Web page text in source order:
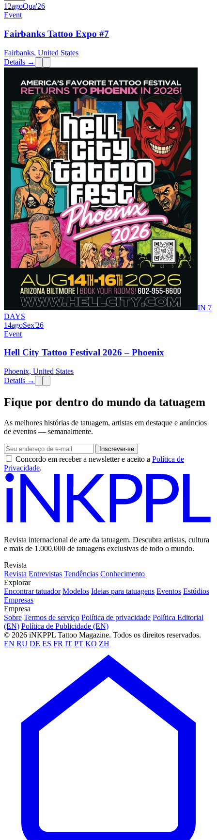
12agoQua'26
Event
Fairbanks Tattoo Expo #7
Fairbanks, United States
Details →
IN 7
DAYS
14agoSex'26
Event
Hell City Tattoo Festival 2026 – Phoenix
Phoenix, United States
Details →
Fique por dentro do mundo da tatuagem
As melhores histórias de tatuagem, artistas em destaque e anúncios
de eventos — semanalmente.
Inscrever-se
Concordo em receber a newsletter e aceito a Política de
Privacidade.
Revista internacional de arte da tatuagem. Descubra artistas, cultura
e mais de 1.000.000 de tatuagens exclusivas de todo o mundo.
Revista
Revista Entrevistas Tendências Conhecimento
Explorar
Encontrar tatuador Modelos Ideias para tatuagens Eventos Estúdios
Empresas
Empresa
Sobre Termos de serviço Política de privacidade Política Editorial
(EN) Política de Publicidade (EN)
© 2026 iNKPPL Tattoo Magazine. Todos os direitos reservados.
EN RU DE ES FR IT PT KO ZH